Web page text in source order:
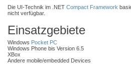
Die UI-Technik im .NET Compact Framework
nicht verfügbar.
Einsatzgebiete
Windows Pocket PC
Windows Phone bis Version 6.5
XBox
Andere mobile/embedded Devices